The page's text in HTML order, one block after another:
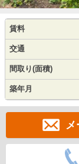
賃料
交通
間取り(面積)
築年月
メ